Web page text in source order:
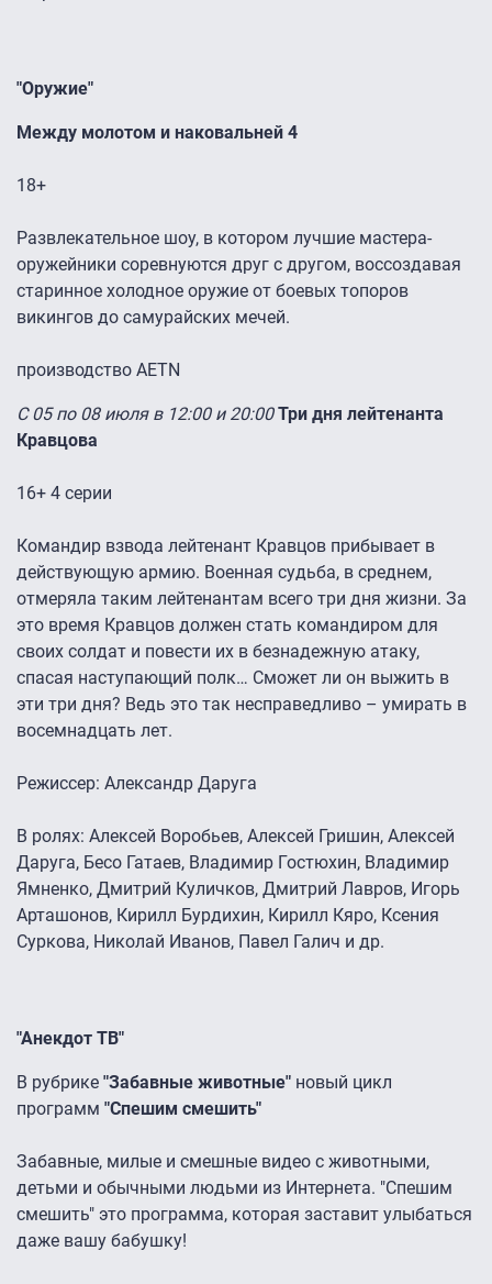
"Оружие"
Между молотом и наковальней 4
18+
Развлекательное шоу, в котором лучшие мастера-
оружейники соревнуются друг с другом, воссоздавая
старинное холодное оружие от боевых топоров
викингов до самурайских мечей.
производство AETN
С 05 по 08 июля в 12:00 и 20:00 Три дня лейтенанта
Кравцова
16+ 4 серии
Командир взвода лейтенант Кравцов прибывает в
действующую армию. Военная судьба, в среднем,
отмеряла таким лейтенантам всего три дня жизни. За
это время Кравцов должен стать командиром для
своих солдат и повести их в безнадежную атаку,
спасая наступающий полк… Сможет ли он выжить в
эти три дня? Ведь это так несправедливо – умирать в
восемнадцать лет.
Режиссер: Александр Даруга
В ролях: Алексей Воробьев, Алексей Гришин, Алексей
Даруга, Бесо Гатаев, Владимир Гостюхин, Владимир
Ямненко, Дмитрий Куличков, Дмитрий Лавров, Игорь
Арташонов, Кирилл Бурдихин, Кирилл Кяро, Ксения
Суркова, Николай Иванов, Павел Галич и др.
"Анекдот ТВ"
В рубрике "Забавные животные" новый цикл
программ "Спешим смешить"
Забавные, милые и смешные видео с животными,
детьми и обычными людьми из Интернета. "Спешим
смешить" это программа, которая заставит улыбаться
даже вашу бабушку!